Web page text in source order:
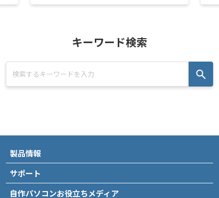
キーワード検索
製品情報
サポート
自作パソコンお役立ちメディア